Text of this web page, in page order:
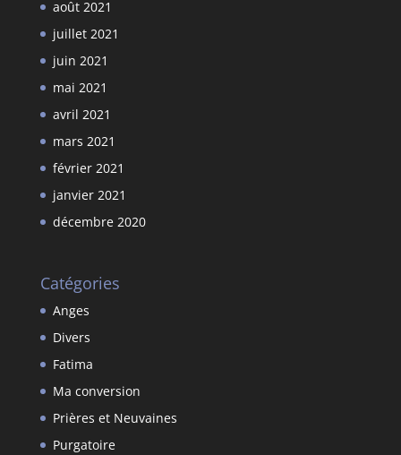
août 2021
juillet 2021
juin 2021
mai 2021
avril 2021
mars 2021
février 2021
janvier 2021
décembre 2020
Catégories
Anges
Divers
Fatima
Ma conversion
Prières et Neuvaines
Purgatoire